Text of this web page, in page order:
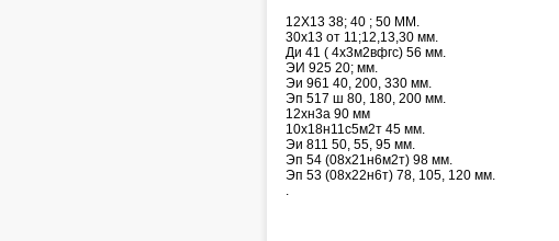
12Х13 38; 40 ; 50 ММ.
30х13 от 11;12,13,30 мм.
Ди 41 ( 4х3м2вфгс) 56 мм.
ЭИ 925 20; мм.
Эи 961 40, 200, 330 мм.
Эп 517 ш 80, 180, 200 мм.
12хн3а 90 мм
10х18н11с5м2т 45 мм.
Эи 811 50, 55, 95 мм.
Эп 54 (08х21н6м2т) 98 мм.
Эп 53 (08х22н6т) 78, 105, 120 мм.